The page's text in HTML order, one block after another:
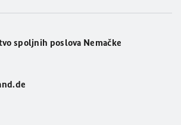
spoljnih poslova Nemačke